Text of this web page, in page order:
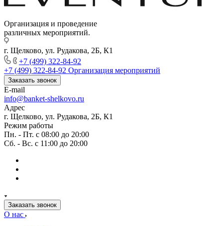
Организация и проведение
различных мероприятий.
г. Щелково, ул. Рудакова, 2Б, К1
+7 (499) 322-84-92
+7 (499) 322-84-92 Организация мероприятий
Заказать звонок
E-mail
info@banket-shelkovo.ru
Адрес
г. Щелково, ул. Рудакова, 2Б, К1
Режим работы
Пн. - Пт. с 08:00 до 20:00
Сб. - Вс. с 11:00 до 20:00
Заказать звонок
О нас